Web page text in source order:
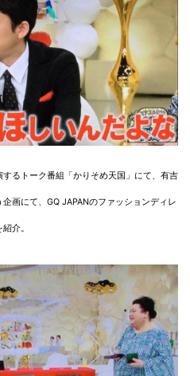
るトーク番組「かりそめ天国」にて、有吉
画にて、GQ JAPANのファッションディレ
介。